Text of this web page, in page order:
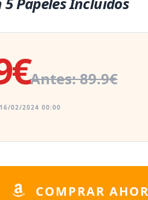
Antes: 89.9€
02/2024 00:00
COMPRAR